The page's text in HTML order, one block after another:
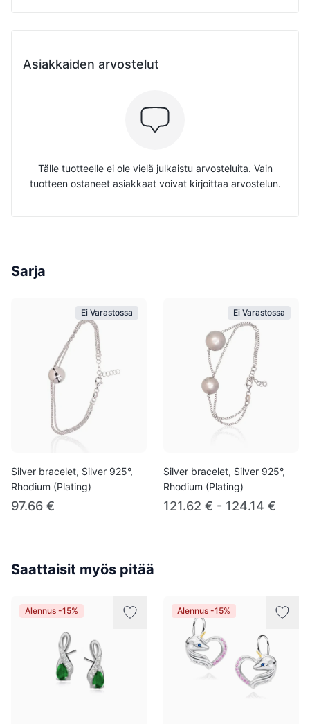
Asiakkaiden arvostelut
Tälle tuotteelle ei ole vielä julkaistu arvosteluita. Vain
tuotteen ostaneet asiakkaat voivat kirjoittaa arvostelun.
Sarja
Ei Varastossa
Silver bracelet, Silver 925°,
Rhodium (Plating)
97.66 €
Ei Varastossa
Silver bracelet, Silver 925°,
Rhodium (Plating)
121.62 € - 124.14 €
Saattaisit myös pitää
Alennus -15% Alennus -15%